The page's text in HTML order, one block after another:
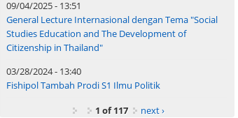
09/04/2025 - 13:51
General Lecture Internasional dengan Tema "Social
Studies Education and The Development of
Citizenship in Thailand"
03/28/2024 - 13:40
Fishipol Tambah Prodi S1 Ilmu Politik
1 of 117
next ›